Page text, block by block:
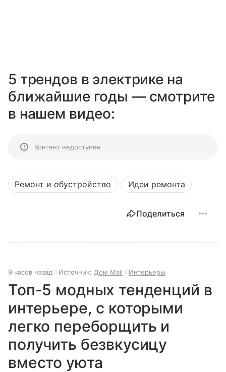
5 трендов в электрике на
ближайшие годы — смотрите
в нашем видео:
Контент недоступен
Ремонт и обустройство Идеи ремонта
Поделиться
9 часов назад Источник: Дом Mail Интерьеры
Топ-5 модных тенденций в
интерьере, с которыми
легко переборщить и
получить безвкусицу
вместо уюта